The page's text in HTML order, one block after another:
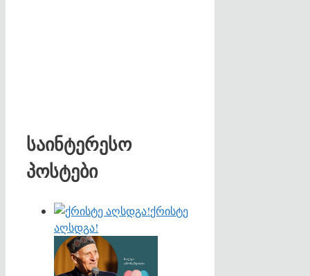
საინტერესო
პოსტები
ქრისტე
აღსდგა!